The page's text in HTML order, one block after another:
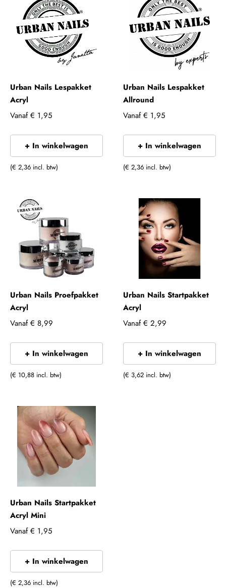
Urban Nails Lespakket
Acryl
Vanaf € 1,95
+ In winkelwagen
(€ 2,36 incl. btw)
Urban Nails Lespakket
Allround
Vanaf € 1,95
+ In winkelwagen
(€ 2,36 incl. btw)
Urban Nails Proefpakket
Acryl
Vanaf € 8,99
+ In winkelwagen
(€ 10,88 incl. btw)
Urban Nails Startpakket
Acryl
Vanaf € 2,99
+ In winkelwagen
(€ 3,62 incl. btw)
Urban Nails Startpakket
Acryl Mini
Vanaf € 1,95
+ In winkelwagen
(€ 2,36 incl. btw)